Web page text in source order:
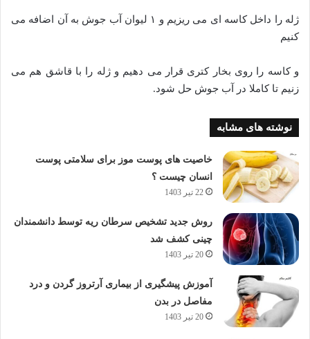
ژله را داخل کاسه ای می ریزیم و ۱ لیوان آب جوش به آن اضافه می
کنیم
و کاسه را روی بخار کتری قرار می دهیم و ژله را با قاشق هم می
زنیم تا کاملا در آب جوش حل شود.
نوشته های مشابه
خاصیت های پوست موز برای سلامتی پوست
انسان چیست ؟
22 تیر 1403
روش جدید تشخیص سرطان ریه توسط دانشمندان
چینی کشف شد
20 تیر 1403
آموزش پیشگیری از بیماری آرتروز گردن و درد
مفاصل در بدن
20 تیر 1403